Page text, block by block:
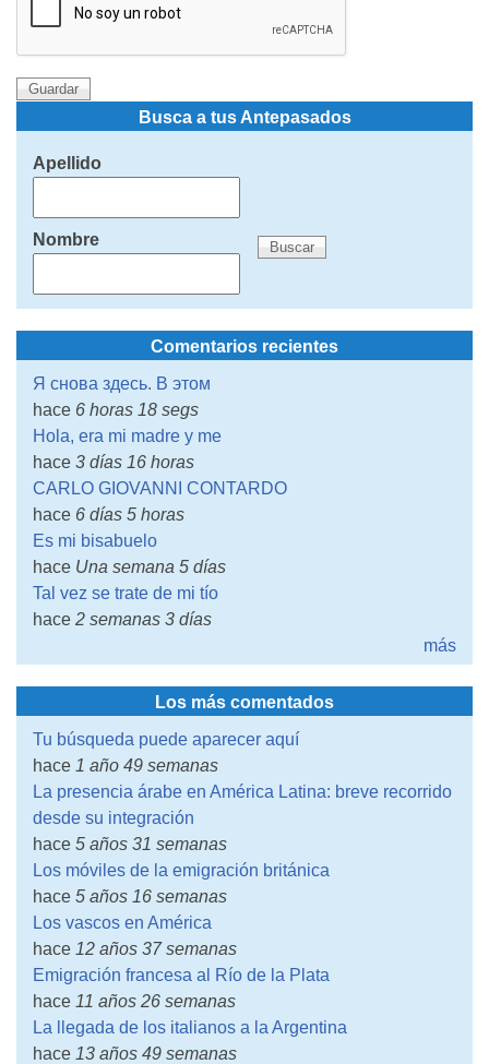
Busca a tus Antepasados
Apellido
Nombre
Comentarios recientes
Я снова здесь. В этом
hace 6 horas 18 segs
Hola, era mi madre y me
hace 3 días 16 horas
CARLO GIOVANNI CONTARDO
hace 6 días 5 horas
Es mi bisabuelo
hace Una semana 5 días
Tal vez se trate de mi tío
hace 2 semanas 3 días
más
Los más comentados
Tu búsqueda puede aparecer aquí
hace 1 año 49 semanas
La presencia árabe en América Latina: breve recorrido
desde su integración
hace 5 años 31 semanas
Los móviles de la emigración británica
hace 5 años 16 semanas
Los vascos en América
hace 12 años 37 semanas
Emigración francesa al Río de la Plata
hace 11 años 26 semanas
La llegada de los italianos a la Argentina
hace 13 años 49 semanas